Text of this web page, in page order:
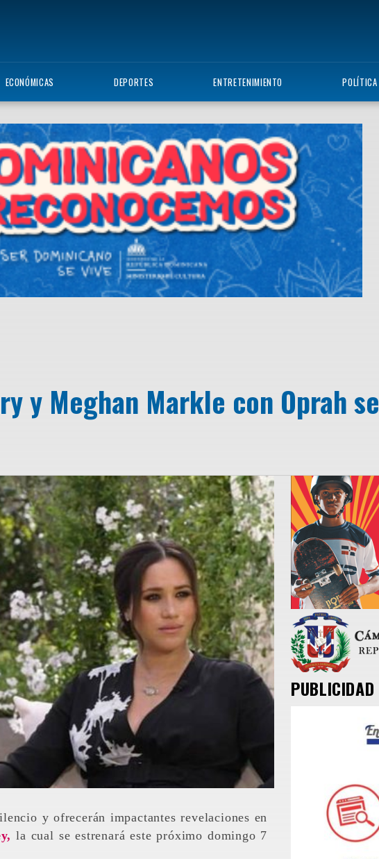
ECONÓMICAS DEPORTES ENTRETENIMIENTO POLÍTICA
y Meghan Markle con Oprah se
y ofrecerán impactantes revelaciones en
la cual se estrenará este próximo domingo 7
PUBLICIDAD